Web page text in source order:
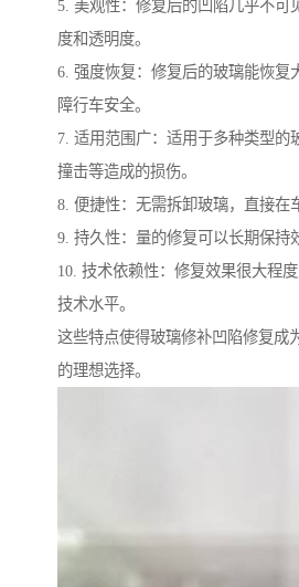
5. 美观性：修复后的凹陷几乎不可
度和透明度。
6. 强度恢复：修复后的玻璃能恢复
障行车安全。
7. 适用范围广：适用于多种类型的
撞击等造成的损伤。
8. 便捷性：无需拆卸玻璃，直接在
9. 持久性：量的修复可以长期保持
10. 技术依赖性：修复效果很大程
技术水平。
这些特点使得玻璃修补凹陷修复成
的理想选择。